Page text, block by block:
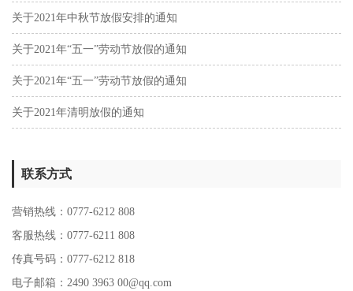
关于2021年中秋节放假安排的通知
关于2021年“五一”劳动节放假的通知
关于2021年“五一”劳动节放假的通知
关于2021年清明放假的通知
联系方式
营销热线：0777-6212 808
客服热线：0777-6211 808
传真号码：0777-6212 818
电子邮箱：2490 3963 00@qq.com